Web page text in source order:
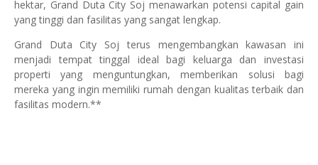
hektar, Grand Duta City Soj menawarkan potensi capital gain
yang tinggi dan fasilitas yang sangat lengkap.
Grand Duta City Soj terus mengembangkan kawasan ini
menjadi tempat tinggal ideal bagi keluarga dan investasi
properti yang menguntungkan, memberikan solusi bagi
mereka yang ingin memiliki rumah dengan kualitas terbaik dan
fasilitas modern.**